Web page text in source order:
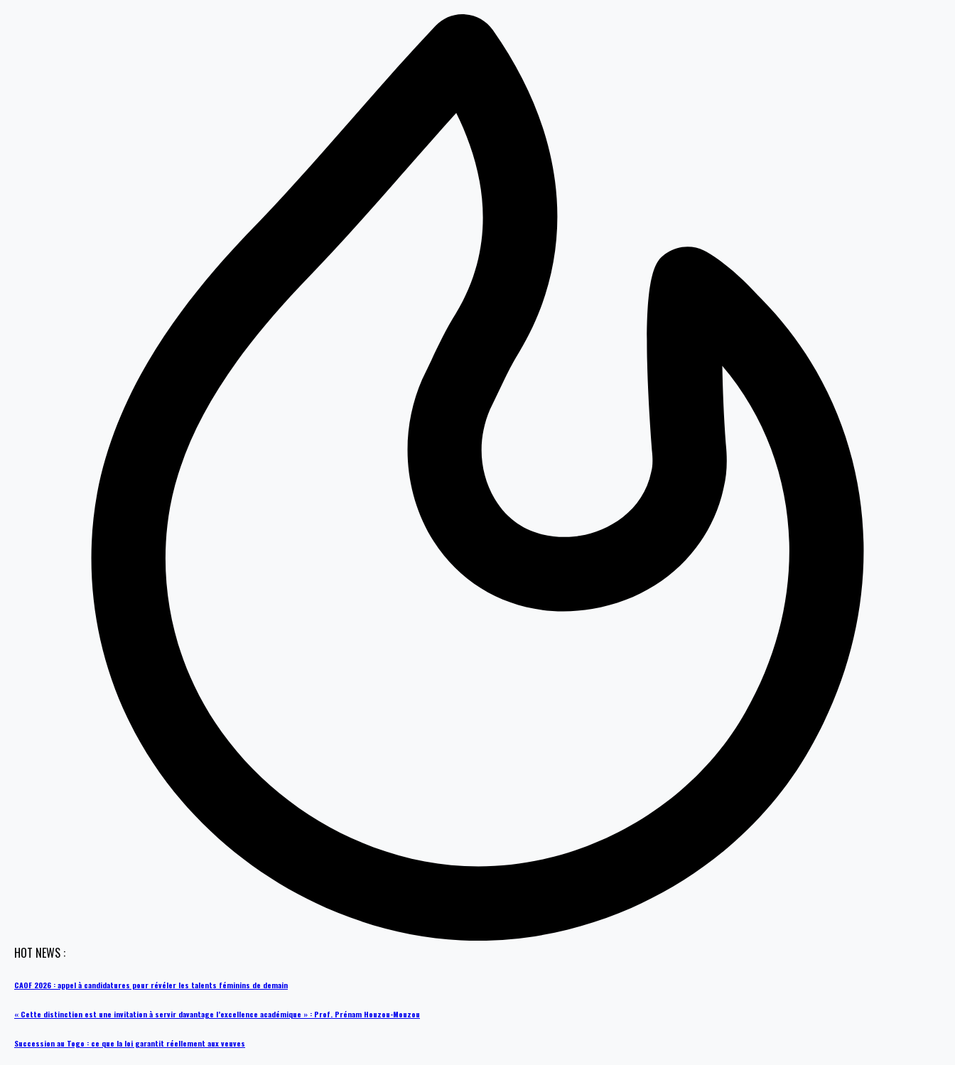
HOT NEWS :
CAOF 2026 : appel à candidatures pour révéler les talents féminins de demain
« Cette distinction est une invitation à servir davantage l’excellence académique » : Prof. Prénam Houzou-Mouzou
Succession au Togo : ce que la loi garantit réellement aux veuves